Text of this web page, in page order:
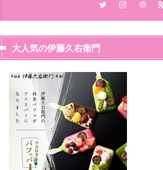
大人気の伊藤久右衛門